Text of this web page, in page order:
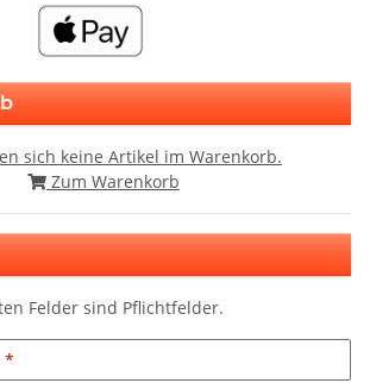
sich keine Artikel im Warenkorb.
Zum Warenkorb
Felder sind Pflichtfelder.